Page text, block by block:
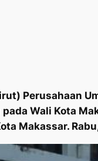
Perusahaan
Wali Kota
Makassar.